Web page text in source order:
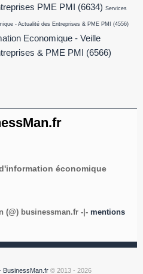
PME PMI
(6634) Services
- Actualité des Entreprises & PME PMI (4556)
Economique - Veille
& PME PMI
(6566)
économique
(@) businessman.fr -|- mentions
BusinessMan.fr© 2013 - 2026